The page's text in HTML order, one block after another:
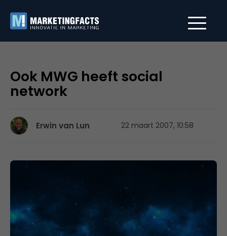
Ook MWG heeft social
network
Erwin van Lun 22 maart 2007, 10:58